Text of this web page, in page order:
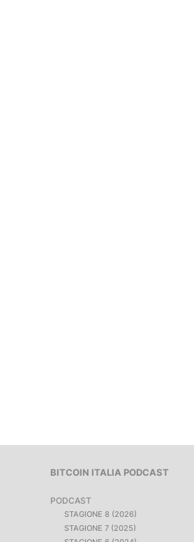
BITCOIN ITALIA PODCAST
PODCAST
STAGIONE 8 (2026)
STAGIONE 7 (2025)